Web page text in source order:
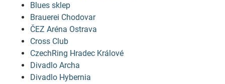
Blues sklep
Brauerei Chodovar
ČEZ Aréna Ostrava
Cross Club
CzechRing Hradec Králové
Divadlo Archa
Divadlo Hybernia